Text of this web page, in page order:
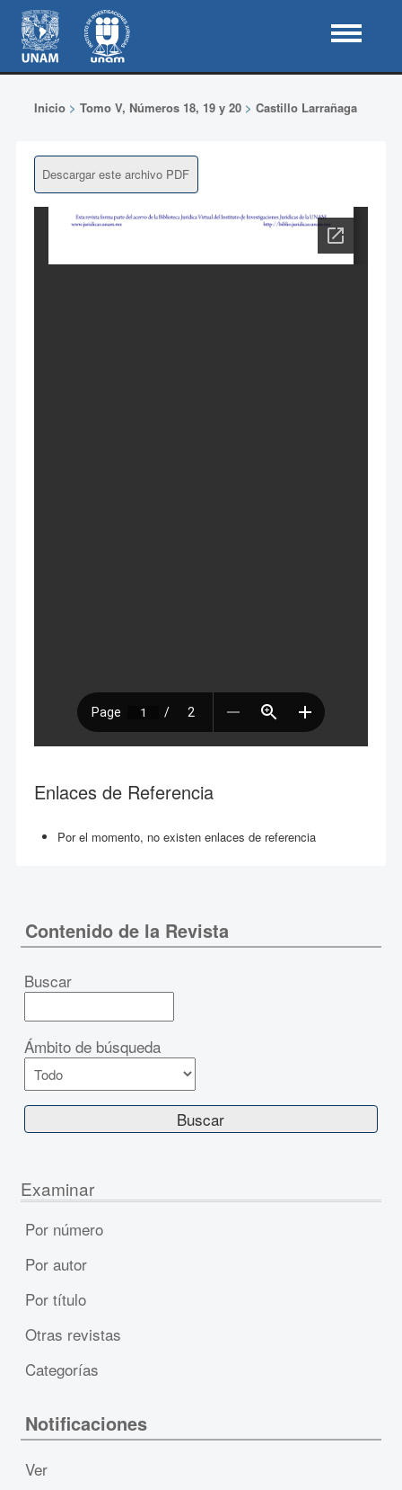
Inicio> Tomo V, Números 18, 19 y 20> Castillo Larrañaga
Descargar este archivo PDF
Enlaces de Referencia
Por el momento, no existen enlaces de referencia
Contenido de la Revista
Buscar
Ámbito de búsqueda
Examinar
Por número
Por autor
Por título
Otras revistas
Categorías
Notificaciones
Ver